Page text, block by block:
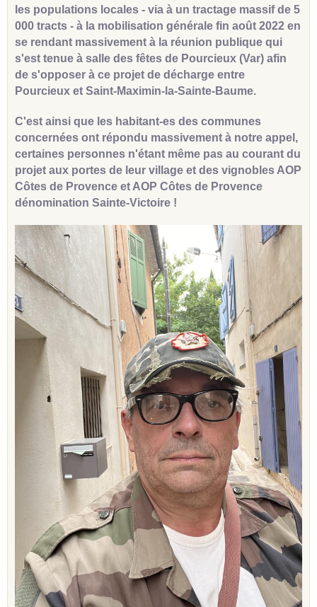
les populations locales - via à un tractage massif de 5
000 tracts - à la mobilisation générale fin août 2022 en
se rendant massivement à la réunion publique qui
s'est tenue à salle des fêtes de Pourcieux (Var) afin
de s'opposer à ce projet de décharge entre
Pourcieux et Saint-Maximin-la-Sainte-Baume.
C'est ainsi que les habitant-es des communes
concernées ont répondu massivement à notre appel,
certaines personnes n'étant même pas au courant du
projet aux portes de leur village et des vignobles AOP
Côtes de Provence et AOP Côtes de Provence
dénomination Sainte-Victoire !